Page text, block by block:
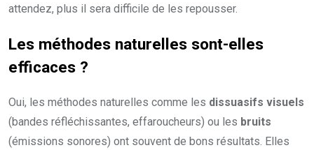
attendez, plus il sera difficile de les repousser.
Les méthodes naturelles sont-elles
efficaces ?
Oui, les méthodes naturelles comme les dissuasifs visuels
(bandes réfléchissantes, effaroucheurs) ou les bruits
(émissions sonores) ont souvent de bons résultats. Elles